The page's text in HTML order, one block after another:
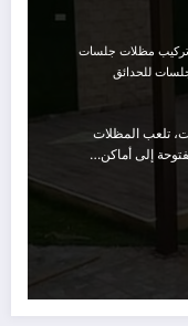
تركيب مظلات جلسات
للحدائق
تلعب المظلات
إلى أماكن…